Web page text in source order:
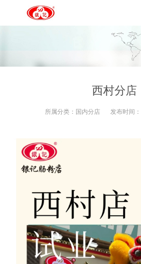
西村分店
所属分类： 国内分店 发布时间：